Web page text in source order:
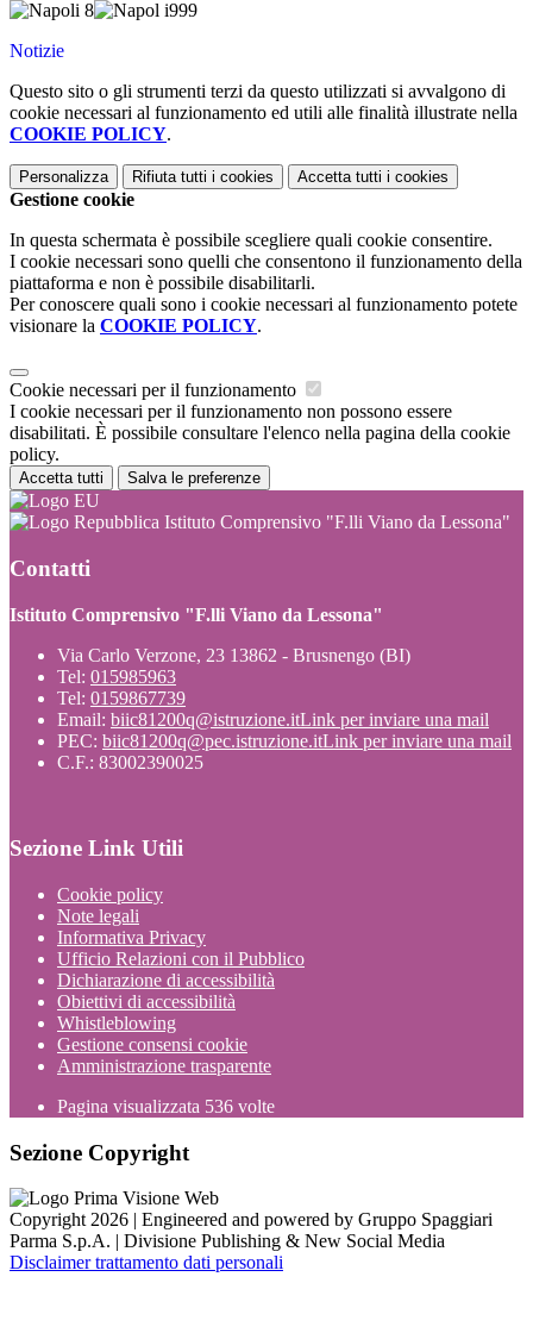
Notizie
Questo sito o gli strumenti terzi da questo utilizzati si avvalgono di
cookie necessari al funzionamento ed utili alle finalità illustrate nella
COOKIE POLICY.
Personalizza Rifiuta tutti i cookies Accetta tutti i cookies
Gestione cookie
In questa schermata è possibile scegliere quali cookie consentire.
I cookie necessari sono quelli che consentono il funzionamento della
piattaforma e non è possibile disabilitarli.
Per conoscere quali sono i cookie necessari al funzionamento potete
visionare la COOKIE POLICY.
Cookie necessari per il funzionamento
I cookie necessari per il funzionamento non possono essere
disabilitati. È possibile consultare l'elenco nella pagina della cookie
policy.
Accetta tutti Salva le preferenze
Istituto Comprensivo "F.lli Viano da Lessona"
Contatti
Istituto Comprensivo "F.lli Viano da Lessona"
Via Carlo Verzone, 23 13862 - Brusnengo (BI)
Tel: 015985963
Tel: 0159867739
Email: biic81200q@istruzione.itLink per inviare una mail
PEC: biic81200q@pec.istruzione.itLink per inviare una mail
C.F.: 83002390025
Sezione Link Utili
Cookie policy
Note legali
Informativa Privacy
Ufficio Relazioni con il Pubblico
Dichiarazione di accessibilità
Obiettivi di accessibilità
Whistleblowing
Gestione consensi cookie
Amministrazione trasparente
Pagina visualizzata 536 volte
Sezione Copyright
Copyright 2026 | Engineered and powered by Gruppo Spaggiari
Parma S.p.A. | Divisione Publishing & New Social Media
Disclaimer trattamento dati personali